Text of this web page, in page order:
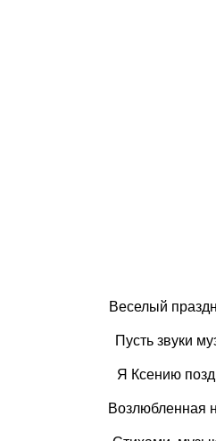
Веселый
Пусть звуки
Я Ксению
Возлюбленная